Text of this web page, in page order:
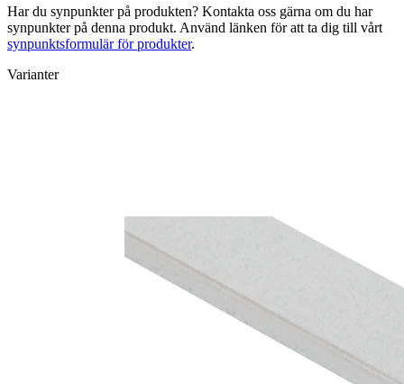
Har du synpunkter på produkten? Kontakta oss gärna om du har
synpunkter på denna produkt. Använd länken för att ta dig till vårt
synpunktsformulär för produkter.
Varianter